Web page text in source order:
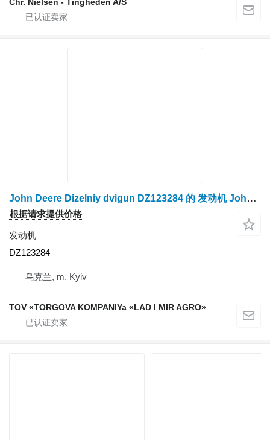
John Deere Dizelniy dvigun DZ123284 的 发动机 John Deere DZ123284
根据请求提供价格
发动机
DZ123284
乌克兰, m. Kyiv
TOV «TORGOVA KOMPANIYa «LAD I MIR AGRO»